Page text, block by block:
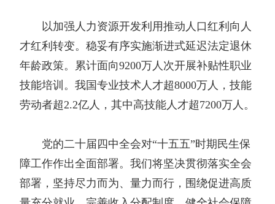
以加强人力资源开发利用推动人口红利向人
才红利转变。稳妥有序实施渐进式延迟法定退休
年龄政策。累计面向9200万人次开展补贴性职业
技能培训。我国专业技术人才超8000万人，技能
劳动者超2.2亿人，其中高技能人才超7200万人。
党的二十届四中全会对“十五五”时期民生保
障工作作出全面部署。我们将坚决贯彻落实全会
部署，坚持尽力而为、量力而行，围绕促进高质